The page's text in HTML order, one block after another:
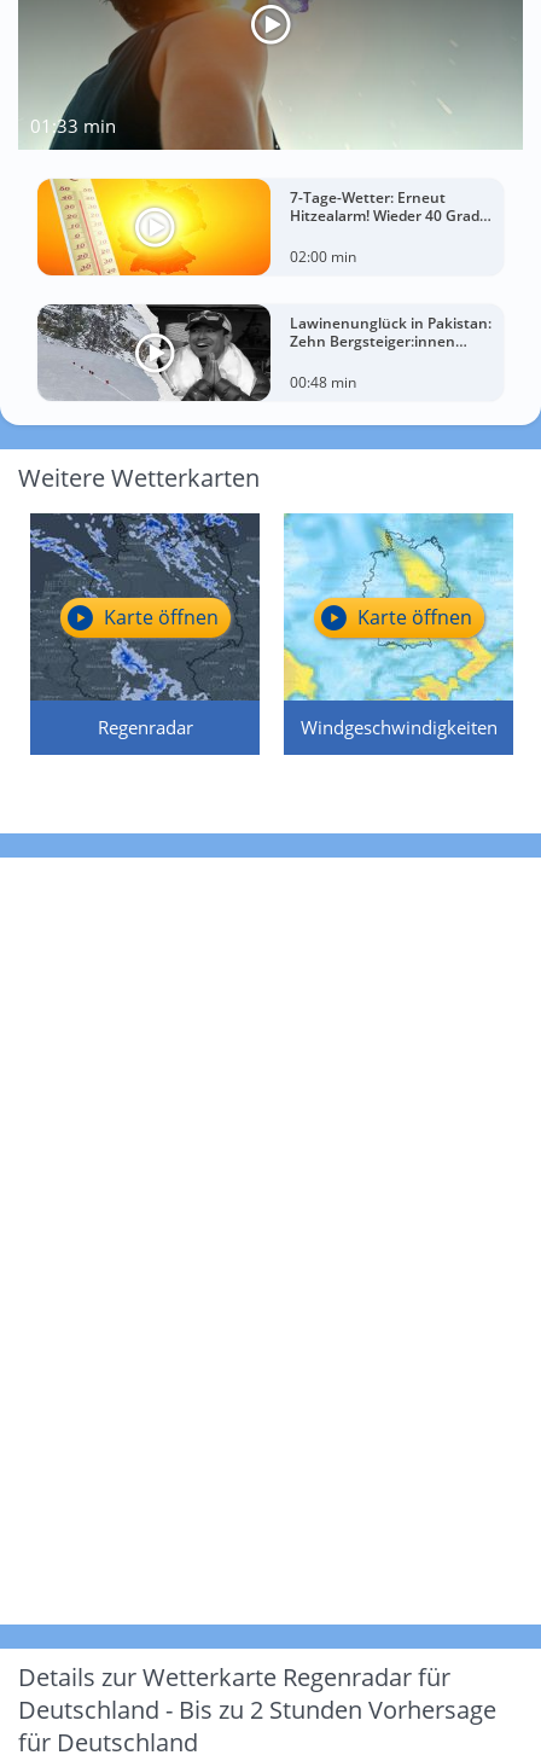
01:33 min
7-Tage-Wetter: Erneut
Hitzealarm! Wieder 40 Grad
02:00 min
Lawinenunglück in Pakistan:
Zehn Bergsteiger:innen
00:48 min
Weitere Wetterkarten
Regenradar
Karte öffnen
Windgeschwindigkeiten
Karte öffnen
Details zur Wetterkarte Regenradar für
Deutschland - Bis zu 2 Stunden Vorhersage
für Deutschland